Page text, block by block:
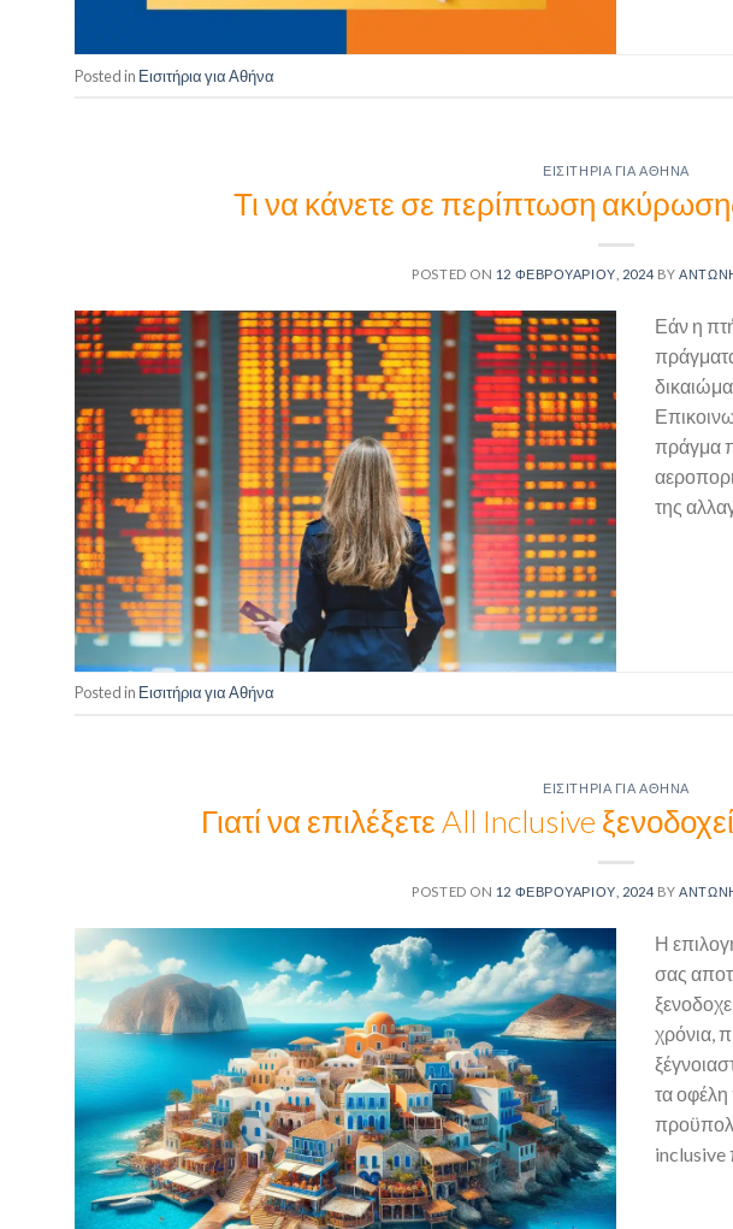
Posted in Εισιτήρια για Αθήνα
ΕΙΣΙΤΉΡΙΑ ΓΙΑ ΑΘΉΝΑ
Τι να κάνετε σε περίπτωση
POSTED ON 12 ΦΕΒΡΟΥΑΡΊΟΥ, 2024 BY
Εάν η
πράγμα
της
Posted in Εισιτήρια για Αθήνα
ΕΙΣΙΤΉΡΙΑ ΓΙΑ ΑΘΉΝΑ
Γιατί να επιλέξετε All Inclusive
POSTED ON 12 ΦΕΒΡΟΥΑΡΊΟΥ, 2024 BY
Η
σας
χρόνια,
τα
inclusive